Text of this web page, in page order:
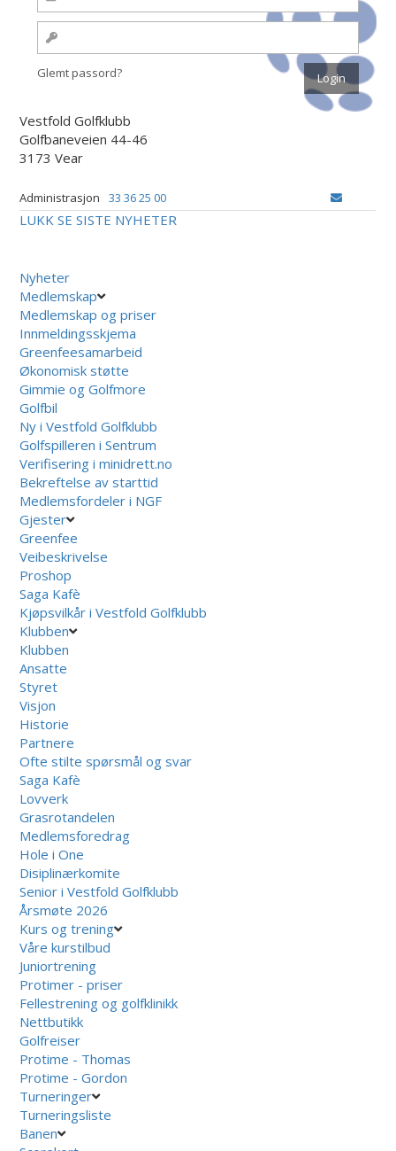
Glemt passord?
Vestfold Golfklubb
Golfbaneveien 44-46
3173 Vear
Administrasjon 33 36 25 00
LUKK SE SISTE NYHETER
Nyheter
Medlemskap
Medlemskap og priser
Innmeldingsskjema
Greenfeesamarbeid
Økonomisk støtte
Gimmie og Golfmore
Golfbil
Ny i Vestfold Golfklubb
Golfspilleren i Sentrum
Verifisering i minidrett.no
Bekreftelse av starttid
Medlemsfordeler i NGF
Gjester
Greenfee
Veibeskrivelse
Proshop
Saga Kafè
Kjøpsvilkår i Vestfold Golfklubb
Klubben
Klubben
Ansatte
Styret
Visjon
Historie
Partnere
Ofte stilte spørsmål og svar
Saga Kafè
Lovverk
Grasrotandelen
Medlemsforedrag
Hole i One
Disiplinærkomite
Senior i Vestfold Golfklubb
Årsmøte 2026
Kurs og trening
Våre kurstilbud
Juniortrening
Protimer - priser
Fellestrening og golfklinikk
Nettbutikk
Golfreiser
Protime - Thomas
Protime - Gordon
Turneringer
Turneringsliste
Banen